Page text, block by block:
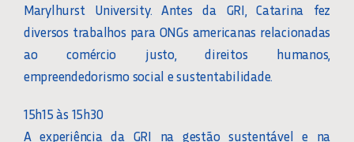
Marylhurst University. Antes da GRI, Catarina fez
diversos trabalhos para ONGs americanas relacionadas
ao comércio justo, direitos humanos,
empreendedorismo social e sustentabilidade.
15h15 às 15h30
A experiência da GRI na gestão sustentável e na